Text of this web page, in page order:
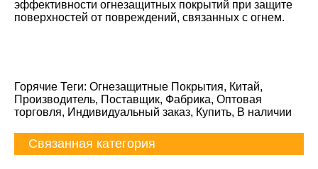
эффективности огнезащитных покрытий при защите
поверхностей от повреждений, связанных с огнем.
Горячие Теги: Огнезащитные Покрытия, ​​Китай,
Производитель, Поставщик, Фабрика, Оптовая
торговля, Индивидуальный заказ, Купить, В наличии
Связанная категория